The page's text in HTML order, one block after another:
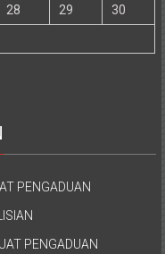
28 29
30
PENGADUAN
PENGADUAN